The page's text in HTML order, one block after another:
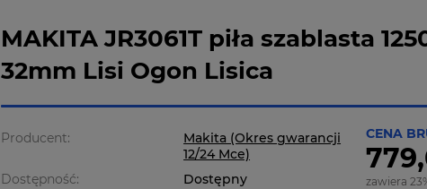
MAKITA JR3061T piła szablasta
32mm Lisi Ogon Lisica
Producent:
Makita (Okres gwarancji
12/24 Mce)
Dostępność:
Dostępny
CENA
zawiera